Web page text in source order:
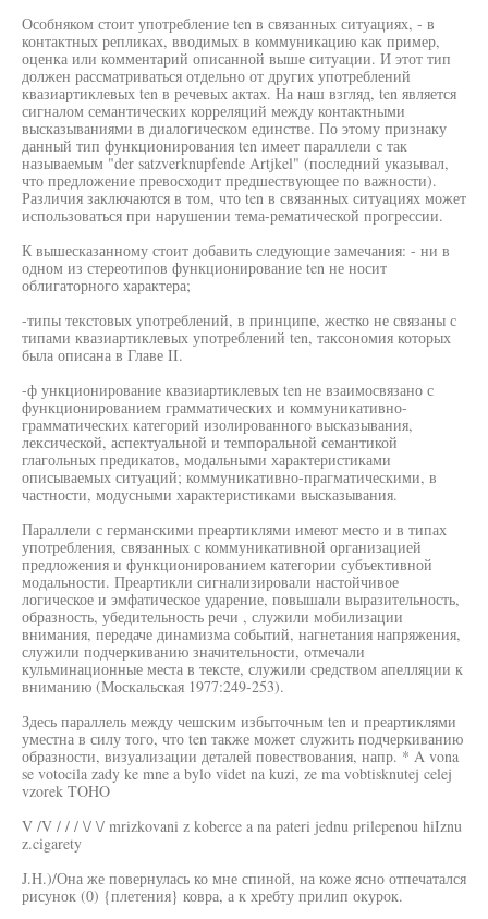
Особняком стоит употребление ten в связанных ситуациях, - в
контактных репликах, вводимых в коммуникацию как пример,
оценка или комментарий описанной выше ситуации. И этот тип
должен рассматриваться отдельно от других употреблений
квазиартиклевых ten в речевых актах. На наш взгляд, ten является
сигналом семантических корреляций между контактными
высказываниями в диалогическом единстве. По этому признаку
данный тип функционирования ten имеет параллели с так
называемым "der satzverknupfende Artjkel" (последний указывал,
что предложение превосходит предшествующее по важности).
Различия заключаются в том, что ten в связанных ситуациях может
использоваться при нарушении тема-рематической прогрессии.
К вышесказанному стоит добавить следующие замечания: - ни в
одном из стереотипов функционирование ten не носит
облигаторного характера;
-типы текстовых употреблений, в принципе, жестко не связаны с
типами квазиартиклевых употреблений ten, таксономия которых
была описана в Главе II.
-ф ункционирование квазиартиклевых ten не взаимосвязано с
функционированием грамматических и коммуникативно-
грамматических категорий изолированного высказывания,
лексической, аспектуальной и темпоральной семантикой
глагольных предикатов, модальными характеристиками
описываемых ситуаций; коммуникативно-прагматическими, в
частности, модусными характеристиками высказывания.
Параллели с германскими преартиклями имеют место и в типах
употребления, связанных с коммуникативной организацией
предложения и функционированием категории субъективной
модальности. Преартикли сигнализировали настойчивое
логическое и эмфатическое ударение, повышали выразительность,
образность, убедительность речи , служили мобилизации
внимания, передаче динамизма событий, нагнетания напряжения,
служили подчеркиванию значительности, отмечали
кульминационные места в тексте, служили средством апелляции к
вниманию (Москальская 1977:249-253).
Здесь параллель между чешским избыточным ten и преартиклями
уместна в силу того, что ten также может служить подчеркиванию
образности, визуализации деталей повествования, напр. * A vona
se votocila zady ke mne a bylo videt na kuzi, ze ma vobtisknutej celej
vzorek TOHO
V /V / / / \/ \/ mrizkovani z koberce a na pateri jednu prilepenou hiIznu
z.cigarety
J.H.)/Она же повернулась ко мне спиной, на коже ясно отпечатался
рисунок (0) {плетения} ковра, а к хребту прилип окурок.